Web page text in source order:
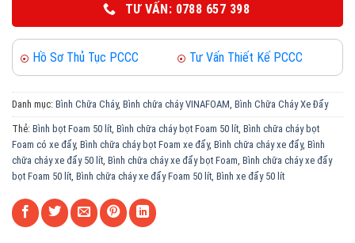
TƯ VẤN: 0788 657 398
Hồ Sơ Thủ Tục PCCC Tư Vấn Thiết Kế PCCC
Danh mục: Bình Chữa Cháy, Bình chữa cháy VINAFOAM, Bình Chữa Cháy Xe Đẩy
Thẻ: Bình bọt Foam 50 lít, Bình chữa cháy bọt Foam 50 lít, Bình chữa cháy bọt
Foam có xe đẩy, Bình chữa cháy bọt Foam xe đẩy, Bình chữa cháy xe đẩy, Bình
chữa cháy xe đẩy 50 lít, Bình chữa cháy xe đẩy bọt Foam, Bình chữa cháy xe đẩy
bọt Foam 50 lít, Bình chữa cháy xe đẩy Foam 50 lít, Bình xe đẩy 50 lít